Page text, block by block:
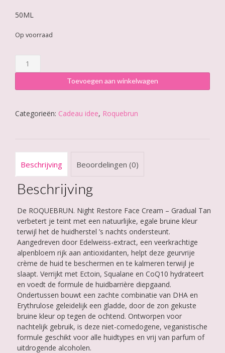
50ML
Op voorraad
Roquebrun
Night
Face
-
Toevoegen aan winkelwagen
Categorieën: Cadeau idee, Roquebrun
Beschrijving Beoordelingen (0)
Beschrijving
De ROQUEBRUN. Night Restore Face Cream – Gradual Tan
verbetert je teint met een natuurlijke, egale bruine kleur
terwijl het de huidherstel ’s nachts ondersteunt.
Aangedreven door Edelweiss-extract, een veerkrachtige
alpenbloem rijk aan antioxidanten, helpt deze geurvrije
crème de huid te beschermen en te kalmeren terwijl je
slaapt. Verrijkt met Ectoin, Squalane en CoQ10 hydrateert
en voedt de formule de huidbarrière diepgaand.
Ondertussen bouwt een zachte combinatie van DHA en
Erythrulose geleidelijk een gladde, door de zon gekuste
bruine kleur op tegen de ochtend. Ontworpen voor
nachtelijk gebruik, is deze niet-comedogene, veganistische
formule geschikt voor alle huidtypes en vrij van parfum of
uitdrogende alcoholen.